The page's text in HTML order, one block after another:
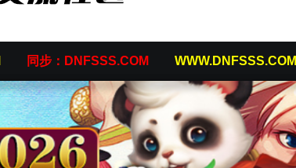
同步：DNFSSS.COM WWW.DNFSSS.COM